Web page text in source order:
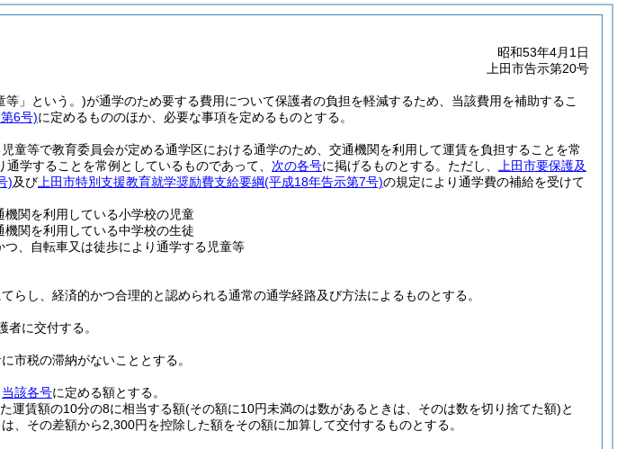
昭和53年4月1日
上田市告示第20号
等」という。)が通学のため要する費用について保護者の負担を軽減するため、当該費用を補助するこ
6号)に定めるもののほか、必要な事項を定めるものとする。
童等で教育委員会が定める通学区における通学のため、交通機関を利用して運賃を負担することを常
学することを常例としているものであって、 次の各号に掲げるものとする。 ただし、
上田市要保護及
)及び 上田市特別支援教育就学奨励費支給要綱(平成18年告示第7号)の規定により通学費の補給を受けて
関を利用している小学校の児童
関を利用している中学校の生徒
、自転車又は徒歩により通学する児童等
らし、経済的かつ合理的と認められる通常の通学経路及び方法によるものとする。
者に交付する。
市税の滞納がないこととする。
当該各号に定める額とする。
運賃額の10分の8に相当する額(その額に10円未満のは数があるときは、そのは数を切り捨てた額)と
、その差額から2,300円を控除した額をその額に加算して交付するものとする。